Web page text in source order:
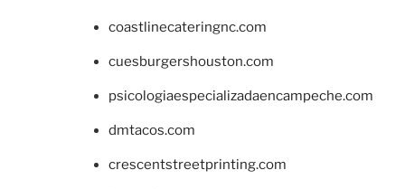
coastlinecateringnc.com
cuesburgershouston.com
psicologiaespecializadaencampeche.com
dmtacos.com
crescentstreetprinting.com